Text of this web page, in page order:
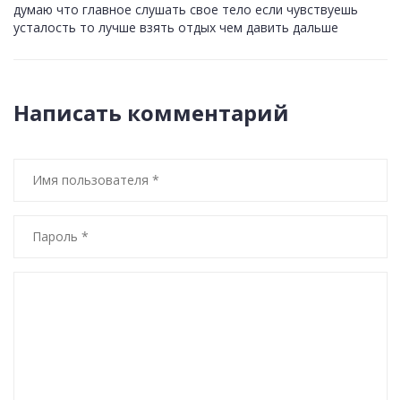
думаю что главное слушать свое тело если чувствуешь
усталость то лучше взять отдых чем давить дальше
Написать комментарий